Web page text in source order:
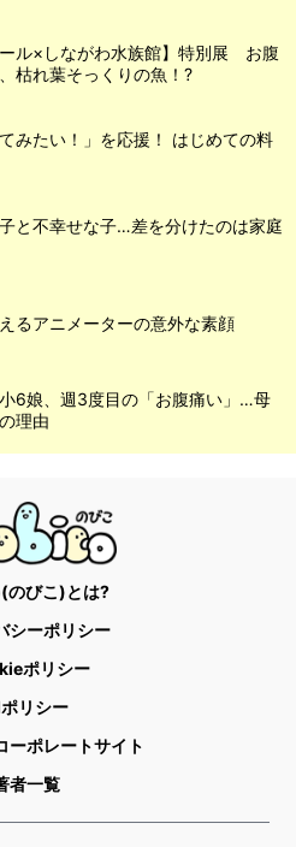
ール×しながわ水族館】特別展 お腹
枯れ葉そっくりの魚！?
みたい！」を応援！ はじめての料
と不幸せな子…差を分けたのは家庭
るアニメーターの意外な素顔
6娘、週3度目の「お腹痛い」…母
理由
びこ)とは?
シーポリシー
ポリシー
リシー
ーポレートサイト
者一覧